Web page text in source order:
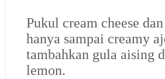
Pukul cream cheese
hanya sampai creamy
tambahkan gula aising
lemon.